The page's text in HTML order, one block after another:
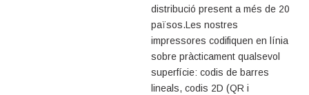
distribució present a més de 20
països.Les nostres
impressores codifiquen en línia
sobre pràcticament qualsevol
superfície: codis de barres
lineals, codis 2D (QR i